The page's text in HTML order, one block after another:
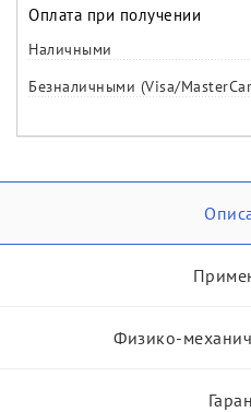
Оплата при получении
Наличными
Безналичными (Visa/
Физико-